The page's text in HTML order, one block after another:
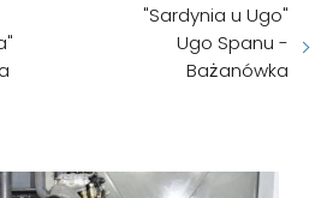
"Sardynia u Ugo"
Ugo Spanu -
Bażanówka